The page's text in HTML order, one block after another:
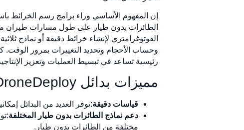
الطائرات بدون طيار على طول مسارات طيران
الفوتوغرامتري لإنشاء خرائط دقيقة أو نماذج
وحساب الأحجام وتحديد التغييرات بمرور الوقت.
رئيسية تساعد في تبسيط العمليات وتعزيز
مميزات بدائل DroneDeploy
قياسات دقيقة:توفر العديد من البدائل
دعم نماذج الطائرات بدون طيار المختلفة
مختلفة من الطائرات بدون طيار.